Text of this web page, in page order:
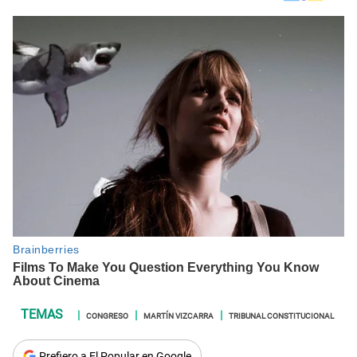
CONGRESO MARTÍN VIZCARRA TRIBUNAL CONSTITUCIONAL